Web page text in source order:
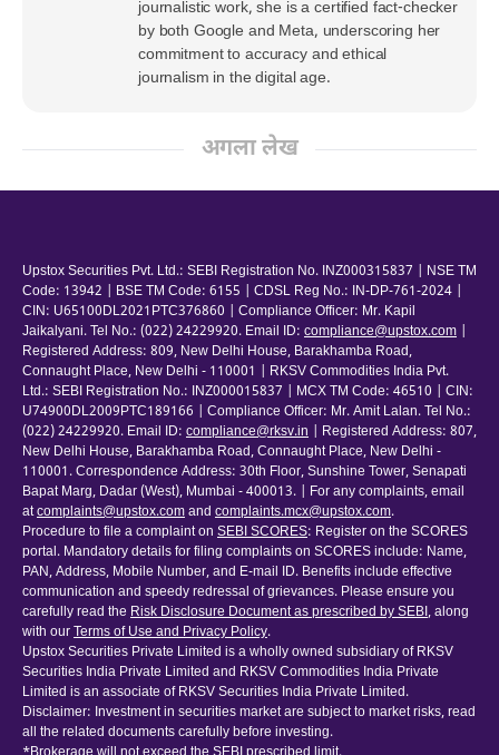
journalistic work, she is a certified fact-checker
by both Google and Meta, underscoring her
commitment to accuracy and ethical
journalism in the digital age.
अगला लेख
Upstox Securities Pvt. Ltd.: SEBI Registration No. INZ000315837 | NSE TM
Code: 13942 | BSE TM Code: 6155 | CDSL Reg No.: IN-DP-761-2024 |
CIN: U65100DL2021PTC376860 | Compliance Officer: Mr. Kapil
Jaikalyani. Tel No.: (022) 24229920. Email ID: compliance@upstox.com
Registered Address: 809, New Delhi House, Barakhamba Road,
Connaught Place, New Delhi - 110001 | RKSV Commodities India Pvt.
Ltd.: SEBI Registration No.: INZ000015837 | MCX TM Code: 46510 | CIN:
U74900DL2009PTC189166 | Compliance Officer: Mr. Amit Lalan. Tel No.:
(022) 24229920. Email ID: compliance@rksv.in
| Registered Address: 807,
New Delhi House, Barakhamba Road, Connaught Place, New Delhi -
110001. Correspondence Address: 30th Floor, Sunshine Tower, Senapati
Bapat Marg, Dadar (West), Mumbai - 400013. | For any complaints, email
atcomplaints@upstox.comand complaints.mcx@upstox.com.
Procedure to file a complaint on SEBI SCORES: Register on the SCORES
portal. Mandatory details for filing complaints on SCORES include: Name,
PAN, Address, Mobile Number, and E-mail ID. Benefits include effective
communication and speedy redressal of grievances. Please ensure you
carefully read the Risk Disclosure Document as prescribed by SEBI, along
with ourTerms of Use and Privacy Policy.
Upstox Securities Private Limited is a wholly owned subsidiary of RKSV
Securities India Private Limited and RKSV Commodities India Private
Limited is an associate of RKSV Securities India Private Limited.
Disclaimer: Investment in securities market are subject to market risks, read
all the related documents carefully before investing.